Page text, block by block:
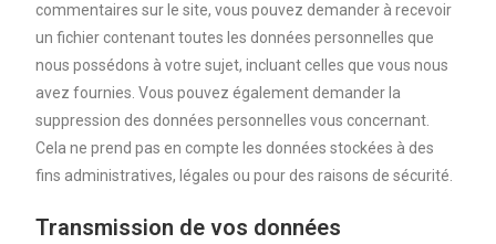
commentaires sur le site, vous pouvez demander à recevoir
un fichier contenant toutes les données personnelles que
nous possédons à votre sujet, incluant celles que vous nous
avez fournies. Vous pouvez également demander la
suppression des données personnelles vous concernant.
Cela ne prend pas en compte les données stockées à des
fins administratives, légales ou pour des raisons de sécurité.
Transmission de vos données